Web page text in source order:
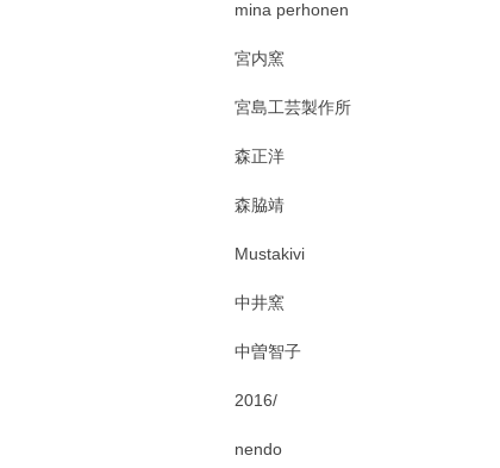
mina perhonen
宮内窯
宮島工芸製作所
森正洋
森脇靖
Mustakivi
中井窯
中曽智子
2016/
nendo